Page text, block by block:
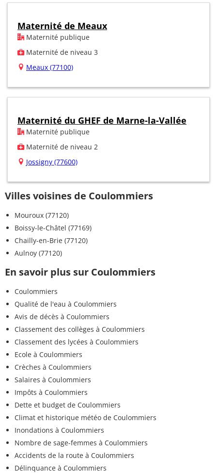
Maternité de Meaux
Maternité publique
Maternité de niveau 3
Meaux (77100)
Maternité du GHEF de Marne-la-Vallée
Maternité publique
Maternité de niveau 2
Jossigny (77600)
Villes voisines de Coulommiers
Mouroux (77120)
Boissy-le-Châtel (77169)
Chailly-en-Brie (77120)
Aulnoy (77120)
En savoir plus sur Coulommiers
Coulommiers
Qualité de l'eau à Coulommiers
Avis de décès à Coulommiers
Classement des collèges à Coulommiers
Classement des lycées à Coulommiers
Ecole à Coulommiers
Crèches à Coulommiers
Salaires à Coulommiers
Impôts à Coulommiers
Dette et budget de Coulommiers
Climat et historique météo de Coulommiers
Inondations à Coulommiers
Nombre de sage-femmes à Coulommiers
Accidents de la route à Coulommiers
Délinquance à Coulommiers